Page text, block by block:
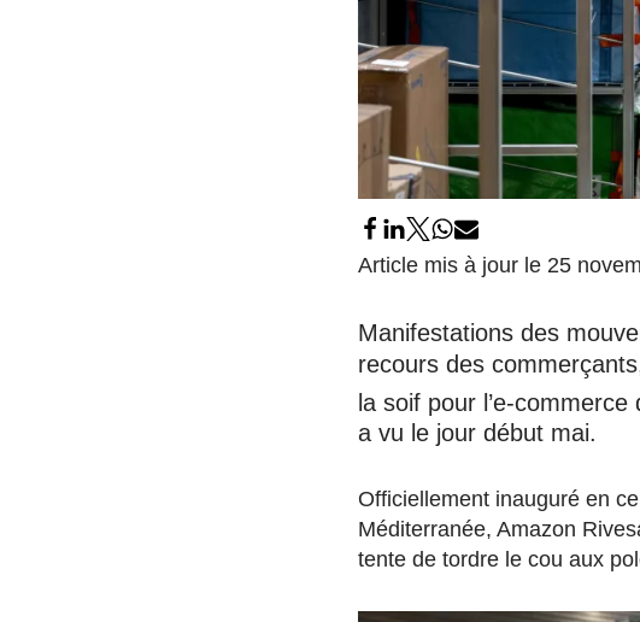
Article mis à jour le 25
Manifestations des
recours des
la soif pour l’e-
a vu le jour début mai.
Officiellement inauguré en
Méditerranée, Amazon
tente de tordre le cou aux